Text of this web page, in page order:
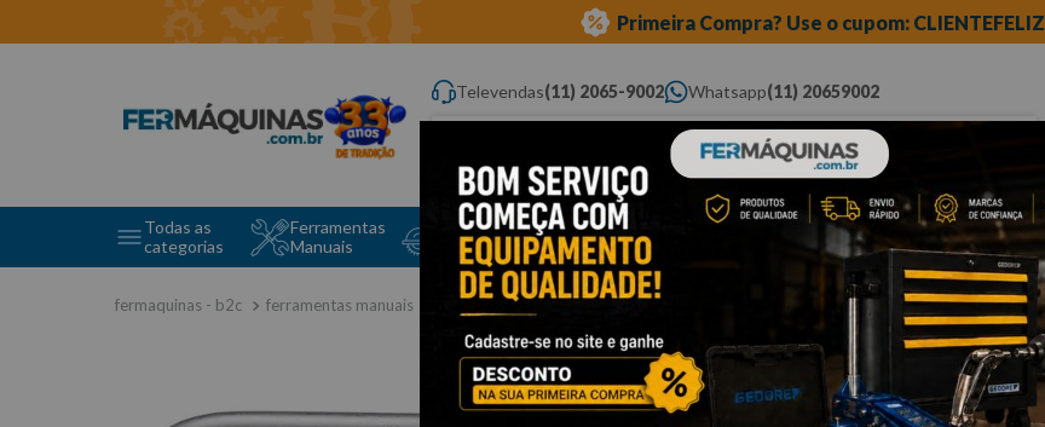
Primeira Compra? Use o cupom: CLIENTEFELIZ
Televendas(11) 2065-9002 Whatsapp(11) 20659002
Digite aqui o que você procura...
Todas as
categorias
Ferramentas
Manuais
Ferramentas Elétricas
e Máquinas
Ferramentas
Ferramentas
Automotivas Especiais
ferramentas manuais chave biela tipo (l)